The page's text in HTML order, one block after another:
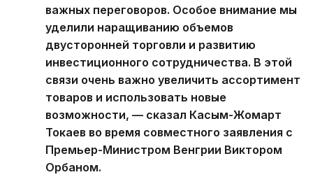
важных переговоров. Особое внимание мы
уделили наращиванию объемов
двусторонней торговли и развитию
инвестиционного сотрудничества. В этой
связи очень важно увеличить ассортимент
товаров и использовать новые
возможности, — сказал Касым-Жомарт
Токаев во время совместного заявления с
Премьер-Министром Венгрии Виктором
Орбаном.